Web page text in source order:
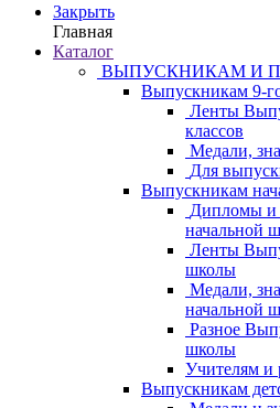
Закрыть
Главная
Каталог
ВЫПУСКНИКАМ И
Выпускникам 9-
Ленты
классов
Медали,
Для
Выпускникам
Дипломы и
начальной
Ленты
школы
Медали,
начальной
Разное
школы
Учителям и
Выпускникам